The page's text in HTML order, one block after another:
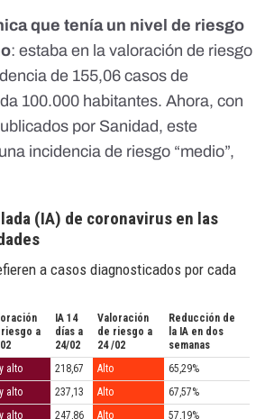
que tenía un nivel de riesgo
: estaba en la valoración de riesgo
de 155,06 casos de
100.000 habitantes. Ahora, con
por Sanidad, este
incidencia de riesgo “medio”,